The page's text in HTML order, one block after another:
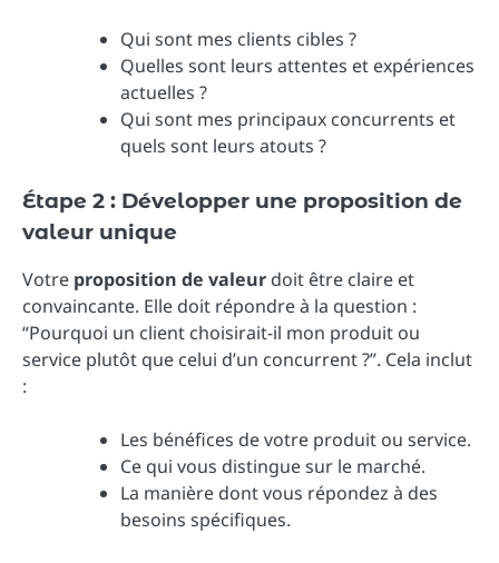
Qui sont mes clients cibles ?
Quelles sont leurs attentes et expériences
actuelles ?
Qui sont mes principaux concurrents et
quels sont leurs atouts ?
Étape 2 : Développer une proposition de
valeur unique
Votre proposition de valeur doit être claire et
convaincante. Elle doit répondre à la question :
“Pourquoi un client choisirait-il mon produit ou
service plutôt que celui d’un concurrent ?”. Cela inclut
:
Les bénéfices de votre produit ou service.
Ce qui vous distingue sur le marché.
La manière dont vous répondez à des
besoins spécifiques.